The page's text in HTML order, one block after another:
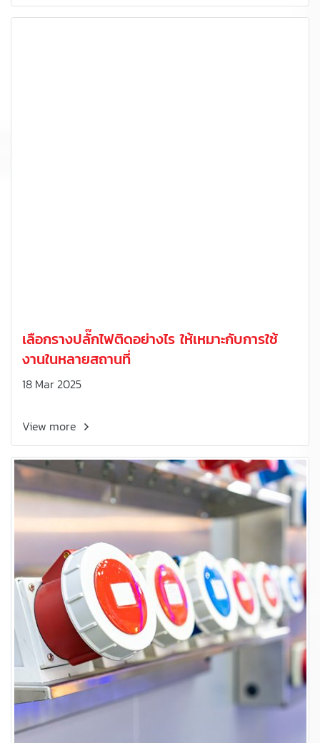
เลือกรางปลั๊กไฟติดอย่างไร ให้เหมาะกับการใช้
งานในหลายสถานที่
18 Mar 2025
View more